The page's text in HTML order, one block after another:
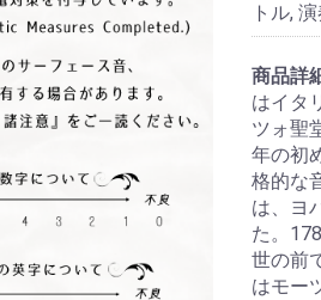
トル,
商品詳
はイタ
ツォ聖
年の初
格的な
は、ヨ
た。
世の前
はモー